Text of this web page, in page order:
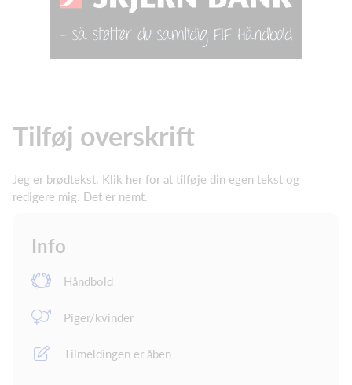
Tilføj overskrift
Jeg er brødtekst. Klik her for at tilføje din egen tekst og
redigere mig. Det er nemt.
Info
Håndbold
Piger/kvinder
Tilmeldingen er åben